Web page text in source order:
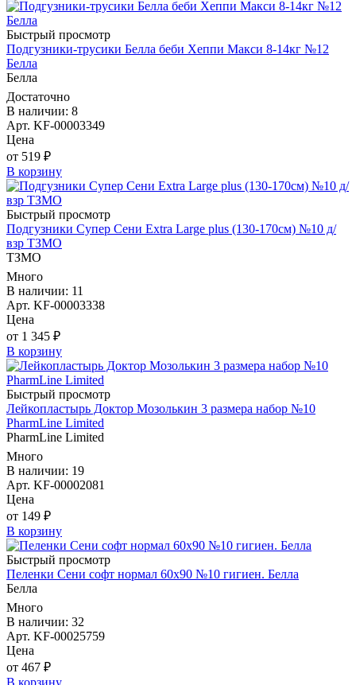
Быстрый просмотр
Подгузники-трусики Белла беби Хеппи Макси 8-14кг №12
Белла
Белла
Достаточно
В наличии: 8
Арт. KF-00003349
Цена
от 519 ₽
В корзину
Быстрый просмотр
Подгузники Супер Сени Extra Large plus (130-170см) №10 д/
взр ТЗМО
ТЗМО
Много
В наличии: 11
Арт. KF-00003338
Цена
от 1 345 ₽
В корзину
Быстрый просмотр
Лейкопластырь Доктор Мозолькин 3 размера набор №10
PharmLine Limited
PharmLine Limited
Много
В наличии: 19
Арт. KF-00002081
Цена
от 149 ₽
В корзину
Быстрый просмотр
Пеленки Сени софт нормал 60х90 №10 гигиен. Белла
Белла
Много
В наличии: 32
Арт. KF-00025759
Цена
от 467 ₽